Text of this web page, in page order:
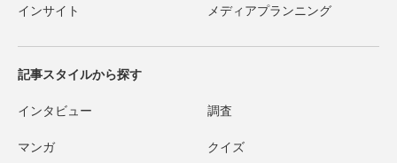
インサイト メディアプランニング
記事スタイルから探す
インタビュー 調査
マンガ クイズ